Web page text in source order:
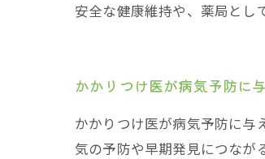
安全な健康維持や、薬局とし
かかりつけ医が病気予防に
かかりつけ医が病気予防に与
気の予防や早期発見につなが